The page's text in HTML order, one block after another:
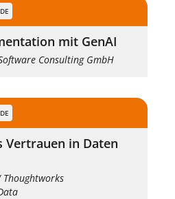
DE
mit GenAI
Consulting GmbH
DE
Vertrauen in Daten
Thoughtworks